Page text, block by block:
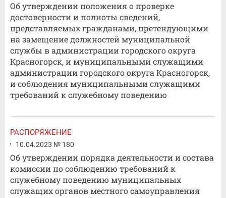
Об утверждении положения о проверке
достоверности и полноты сведений,
представляемых гражданами, претендующими
на замещение должностей муниципальной
службы в администрации городского округа
Красногорск, и муниципальными служащими
администрации городского округа Красногорск,
и соблюдения муниципальными служащими
требований к служебному поведению
РАСПОРЯЖЕНИЕ
10.04.2023 № 180
Об утверждении порядка деятельности и состава
комиссии по соблюдению требований к
служебному поведению муниципальных
служащих органов местного самоуправления